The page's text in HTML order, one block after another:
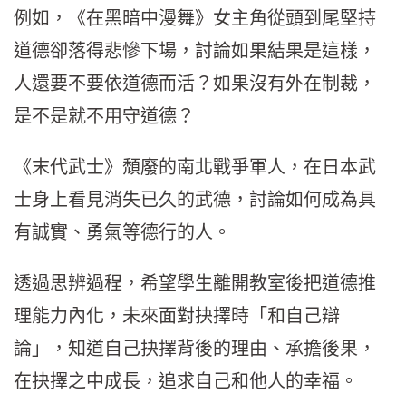
例如，《在黑暗中漫舞》女主角從頭到尾堅持
道德卻落得悲慘下場，討論如果結果是這樣，
人還要不要依道德而活？如果沒有外在制裁，
是不是就不用守道德？
《末代武士》頹廢的南北戰爭軍人，在日本武
士身上看見消失已久的武德，討論如何成為具
有誠實、勇氣等德行的人。
透過思辨過程，希望學生離開教室後把道德推
理能力內化，未來面對抉擇時「和自己辯
論」，知道自己抉擇背後的理由、承擔後果，
在抉擇之中成長，追求自己和他人的幸福。